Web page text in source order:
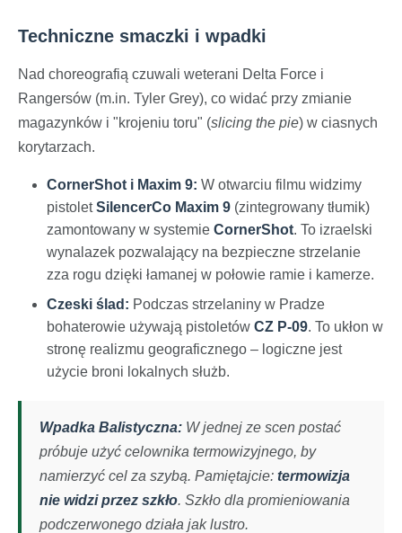
Techniczne smaczki i wpadki
Nad choreografią czuwali weterani Delta Force i
Rangersów (m.in. Tyler Grey), co widać przy zmianie
magazynków i "krojeniu toru" (slicing the pie) w ciasnych
korytarzach.
CornerShot i Maxim 9: W otwarciu filmu widzimy
pistoletSilencerCo Maxim 9 (zintegrowany tłumik)
zamontowany w systemie CornerShot. To izraelski
wynalazek pozwalający na bezpieczne strzelanie
zza rogu dzięki łamanej w połowie ramie i kamerze.
Czeski ślad: Podczas strzelaniny w Pradze
bohaterowie używają pistoletów CZ P-09. To ukłon w
stronę realizmu geograficznego – logiczne jest
użycie broni lokalnych służb.
Wpadka Balistyczna: W jednej ze scen postać
próbuje użyć celownika termowizyjnego, by
namierzyć cel za szybą. Pamiętajcie: termowizja
nie widzi przez szkło. Szkło dla promieniowania
podczerwonego działa jak lustro.